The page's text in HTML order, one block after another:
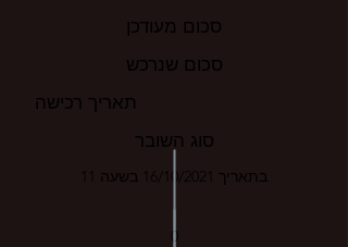
סכום מעודכן
סכום שנרכש
תאריך רכישה
סוג השובר
בתאריך 16/10/2021 בשעה 11
0